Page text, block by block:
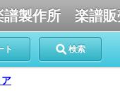
譜製作所 楽譜販
ト 検索